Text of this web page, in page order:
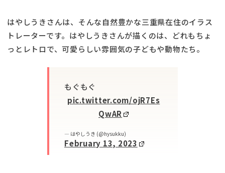
はやしうきさんは、そんな自然豊かな三重県在住のイラス
トレーターです。はやしうきさんが描くのは、どれもちょ
っとレトロで、可愛らしい雰囲気の子どもや動物たち。
もぐもぐ
pic.twitter.com/ojR7Es
QwAR
— はやしうき (@hysukku)
February 13, 2023